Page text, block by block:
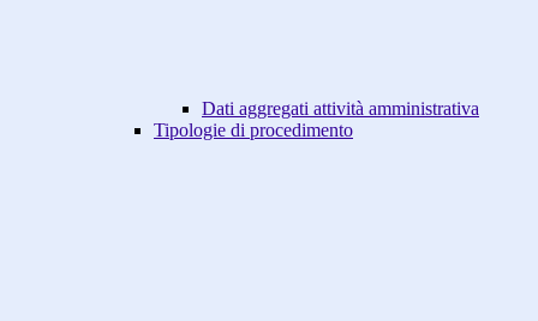
Dati aggregati attività amministrativa
Tipologie di procedimento